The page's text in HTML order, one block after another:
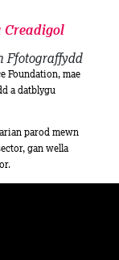
Creadigol
Ffotograffydd
Foundation, mae
a datblygu
parod mewn
gan wella